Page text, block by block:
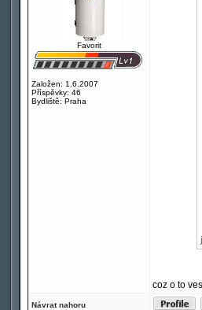
Favorit
Založen: 1.6.2007
Příspěvky: 46
Bydliště: Praha
coz o to
Návrat nahoru